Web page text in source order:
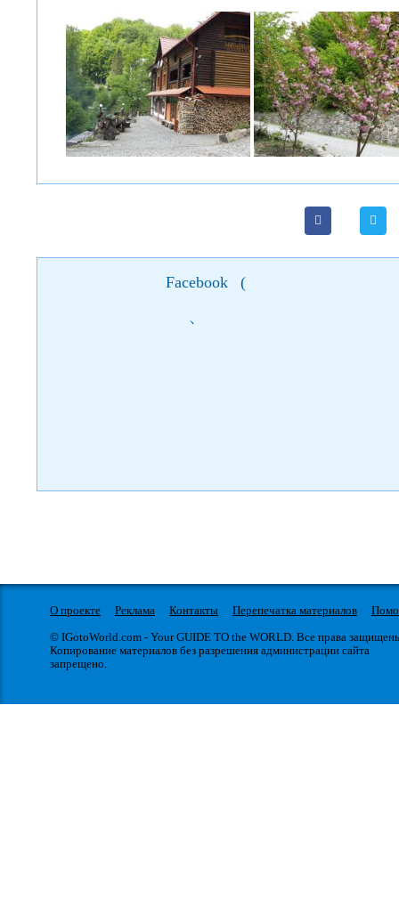
Facebook (
)
О проекте Реклама Контакты Перепечатка материалов
© IGotoWorld.com - Your GUIDE TO the WORLD. Все права
Копирование материалов без разрешения администрации сайта
запрещено.